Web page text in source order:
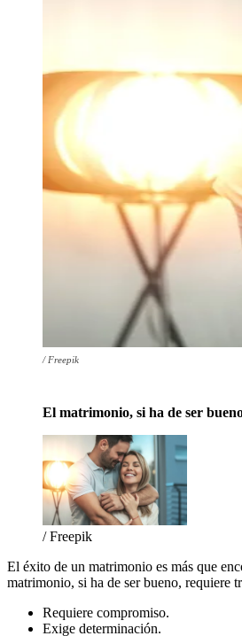
/ Freepik
El matrimonio, si ha de ser
/ Freepik
El éxito de un matrimonio es más que
matrimonio, si ha de ser bueno, requiere
Requiere compromiso.
Exige determinación.